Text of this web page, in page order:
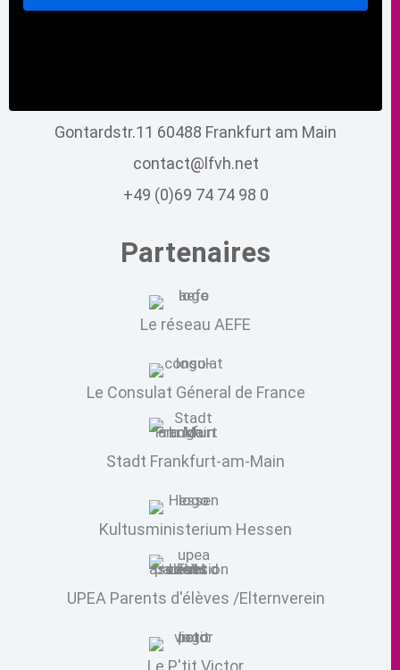
Gontardstr.11 60488 Frankfurt am Main
contact@lfvh.net
+49 (0)69 74 74 98 0
Partenaires
Le réseau AEFE
Le Consulat Géneral de France
Stadt Frankfurt-am-Main
Kultusministerium Hessen
UPEA Parents d'élèves /Elternverein
Le P'tit Victor